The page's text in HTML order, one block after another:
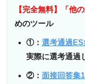
【完全無料】「他
めのツール
①： 選考通過ES
実際に選考通過
②： 面接回答集